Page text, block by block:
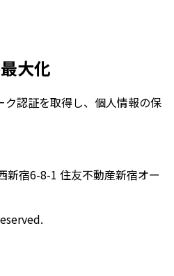
大化
ク認証を取得し、個人情報の保
新宿6-8-1 住友不動産新宿オー